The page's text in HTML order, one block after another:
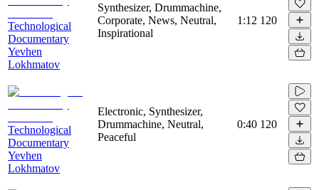
Technological
Documentary
Yevhen
Lokhmatov
Synthesizer, Drummachine,
Corporate, News, Neutral,
Inspirational
1:12 120
Technological
Documentary
Yevhen
Lokhmatov
Electronic, Synthesizer,
Drummachine, Neutral,
Peaceful
0:40 120